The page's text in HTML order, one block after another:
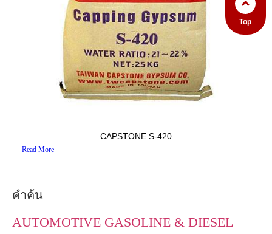
CAPSTONE S-420
Read More
คำค้น
AUTOMOTIVE GASOLINE & DIESEL
Top